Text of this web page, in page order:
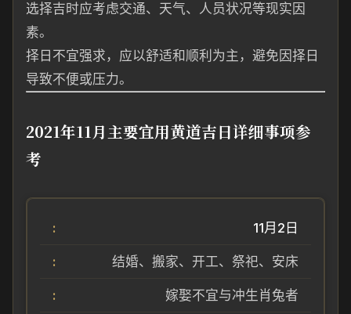
选择吉时应考虑交通、天气、人员状况等现实因
素。
择日不宜强求，应以舒适和顺利为主，避免因择日
导致不便或压力。
2021年11月主要宜用黄道吉日详细事项参
考
11月2日
结婚、搬家、开工、祭祀、安床
嫁娶不宜与冲生肖兔者